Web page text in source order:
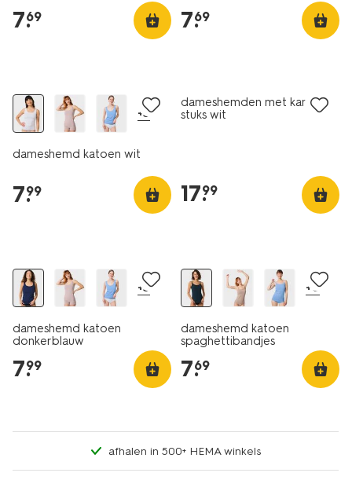
7.
69 7.
69
+3
dameshemd katoen wit
7.
99
dameshemden met kant - 2
stuks wit
17.
99
+3
dameshemd katoen
donkerblauw
7.
99
+6
dameshemd katoen
spaghettibandjes
7.
69
afhalen in 500+ HEMA winkels